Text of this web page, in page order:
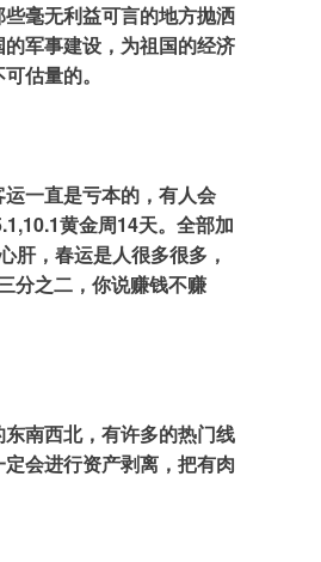
毫无利益可言的地方抛洒
军事建设，为祖国的经济
估量的。
一直是亏本的，有人会
黄金周14天。全部加
肝，春运是人很多很多，
分之二，你说赚钱不赚
南西北，有许多的热门线
会进行资产剥离，把有肉